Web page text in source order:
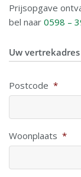
Prijsopgave
bel naar 0598 –
Uw vertrekadres
Postcode *
Woonplaats *